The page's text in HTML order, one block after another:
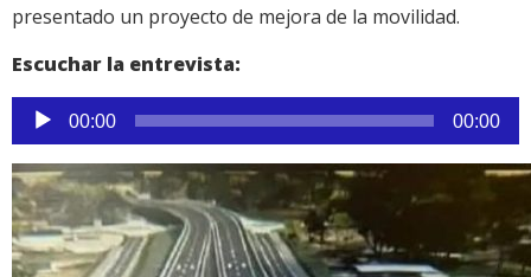
presentado un proyecto de mejora de la movilidad.
Escuchar la entrevista:
Reproductor
de
audio
00:00 00:00